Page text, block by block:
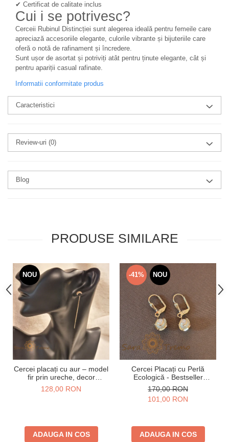
✔ Certificat de calitate inclus
Cui i se potrivesc?
Cerceii Rubinul Distincției sunt alegerea ideală pentru femeile care
apreciază accesoriile elegante, culorile vibrante și bijuteriile care
oferă o notă de rafinament și încredere.
Sunt ușor de asortat și potriviți atât pentru ținute elegante, cât și
pentru apariții casual rafinate.
Informatii conformitate produs
Caracteristici
Review-uri (0)
Blog
PRODUSE SIMILARE
NOU
Cercei placați cu aur – model
fir prin ureche, decor
semilună
128,00 RON
ADAUGA IN COS
-41% NOU
Cercei Placați cu Perlă
Ecologică - Bestseller
SaraTremo - 2.5 cm
170,00 RON
101,00 RON
ADAUGA IN COS